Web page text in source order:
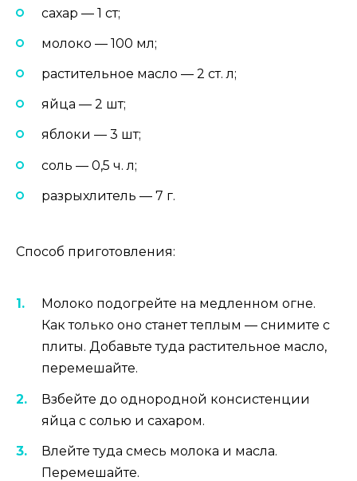
сахар — 1 ст;
молоко — 100 мл;
растительное масло — 2 ст. л;
яйца — 2 шт;
яблоки — 3 шт;
соль — 0,5 ч. л;
разрыхлитель — 7 г.
Способ приготовления:
Молоко подогрейте на медленном огне.
Как только оно станет теплым — снимите с
плиты. Добавьте туда растительное масло,
перемешайте.
Взбейте до однородной консистенции
яйца с солью и сахаром.
Влейте туда смесь молока и масла.
Перемешайте.